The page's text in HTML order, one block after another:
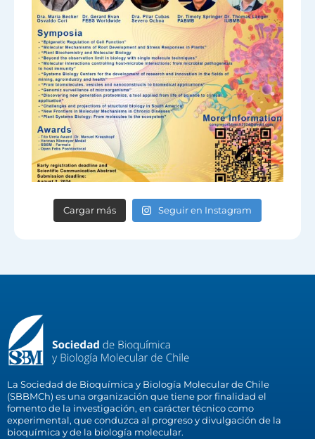
Cargar más Seguir en Instagram
La Sociedad de Bioquímica y Biología Molecular de Chile
(SBBMCh) es una organización que tiene por finalidad el
fomento de la investigación, en carácter técnico como
experimental, que conduzca al progreso y divulgación de la
bioquímica y de la biología molecular.